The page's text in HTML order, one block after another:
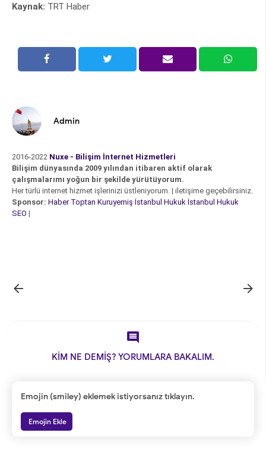
Kaynak: TRT Haber
Admin
2016-2022 Nuxe - Bilişim İnternet Hizmetleri
Bilişim dünyasında 2009 yılından itibaren aktif olarak
çalışmalarımı yoğun bir şekilde yürütüyorum.
Her türlü internet hizmet işlerinizi üstleniyorum. | iletişime geçebilirsiniz.
Sponsor: Haber Toptan Kuruyemiş İstanbul Hukuk İstanbul Hukuk
SEO |
 

KİM NE DEMİŞ? YORUMLARA BAKALIM.
Emojin (smiley) eklemek istiyorsanız tıklayın.
Emojin Ekle